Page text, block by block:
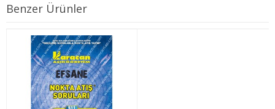
1. SINIF 1. YARIYIL MALİYE
1. SINIF 2. YARIYIL MALİYE
2. SINIF 3. YARIYIL MALİYE
2. SINIF 4. YARIYIL MALİYE
Benzer Ürünler